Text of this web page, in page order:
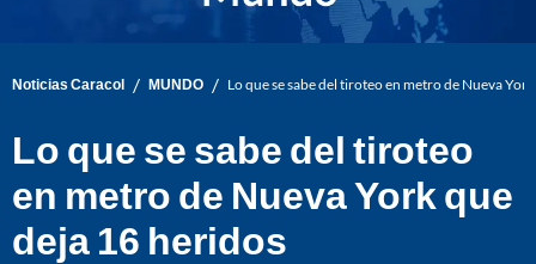
Noticias Caracol / MUNDO / Lo que se sabe del tiroteo en metro de Nueva
Lo que se sabe del tiroteo
en metro de Nueva York que
deja 16 heridos